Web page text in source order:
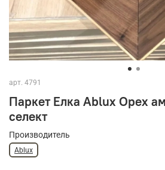
арт. 4791
Паркет Елка Ablux Орех
селект
Производитель
Ablux